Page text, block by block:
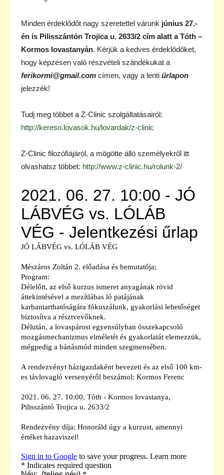
Minden érdeklődőt nagy szeretettel várunk június 27.-
én is Pilisszántón Trojica u. 2633/2 cím alatt a Tóth –
Kormos lovastanyán. Kérjük a kedves érdeklődőket,
hogy képzésen való részvételi szándékukat a
ferikormi@gmail.com címen, vagy a lenti űrlapon
jelezzék!
Tudj meg többet a Z-Clinic szolgáltatásairól:
http://kereso.lovasok.hu/lovardak/z-clinic
Z-Clinic filozófiájáról, a mögötte álló személyekről itt
olvashatsz többet: http://www.z-clinic.hu/rolunk-2/